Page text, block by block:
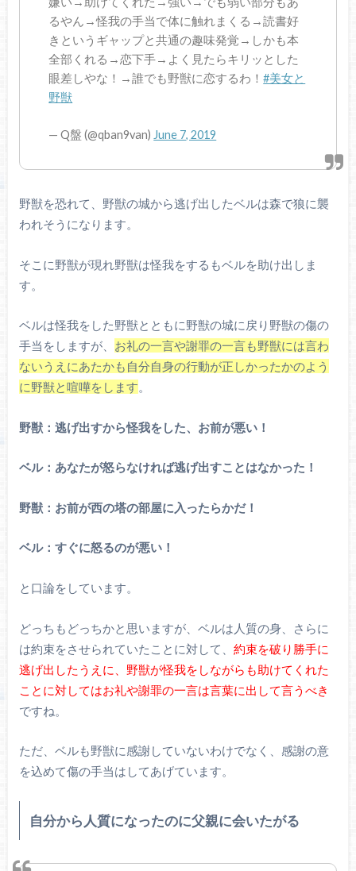
るやん→怪我の手当で体に触れまくる→読書好
きというギャップと共通の趣味発覚→しかも本
全部くれる→恋下手→よく見たらキリッとした
眼差しやな！→誰でも野獣に恋するわ！#美女と
野獣
— Q盤 (@qban9van) June 7, 2019
野獣を恐れて、野獣の城から逃げ出したベルは森で狼に襲
われそうになります。
そこに野獣が現れ野獣は怪我をするもベルを助け出しま
す。
ベルは怪我をした野獣とともに野獣の城に戻り野獣の傷の
手当をしますが、 お礼の一言や謝罪の一言も野獣には言わ
ないうえにあたかも自分自身の行動が正しかったかのよう
に野獣と喧嘩をします。
野獣：逃げ出すから怪我をした、お前が悪い！
ベル：あなたが怒らなければ逃げ出すことはなかった！
野獣：お前が西の塔の部屋に入ったらかだ！
ベル：すぐに怒るのが悪い！
と口論をしています。
どっちもどっちかと思いますが、ベルは人質の身、さらに
は約束をさせられていたことに対して、 約束を破り勝手に
逃げ出したうえに、野獣が怪我をしながらも助けてくれた
ことに対してはお礼や謝罪の一言は言葉に出して言うべき
ですね。
ただ、ベルも野獣に感謝していないわけでなく、感謝の意
を込めて傷の手当はしてあげています。
自分から人質になったのに父親に会いたがる